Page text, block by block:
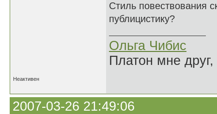
Стиль повествования
публицистику?
Ольга Чибис
Платон мне
Неактивен
2007-03-26 21:49:06